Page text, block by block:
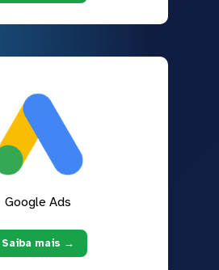
Google Ads
Saiba mais →